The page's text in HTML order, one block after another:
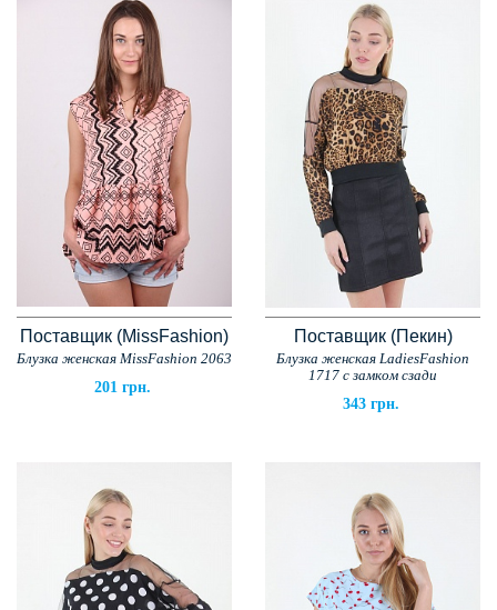
Поставщик (MissFashion)
Блузка женская MissFashion 2063
201 грн.
Поставщик (Пекин)
Блузка женская LadiesFashion
1717 с замком сзади
343 грн.